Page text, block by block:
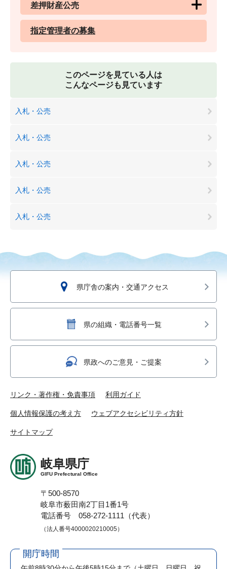
差押財産公売
指定管理者の募集
このページを見ている人は
こんなページも見ています
入札・公売
入札・公売
入札・公売
入札・公売
入札・公売
県庁舎の案内・交通アクセス
県の組織・電話番号一覧
県政へのご意見・ご提案
リンク・著作権・免責事項 利用ガイド
個人情報保護の考え方 ウェブアクセシビリティ方針
サイトマップ
岐阜県庁
GIFU Prefectural Office
〒500-8570
岐阜市薮田南2丁目1番1号
電話番号 058-272-1111（代表）
（法人番号4000020210005）
開庁時間